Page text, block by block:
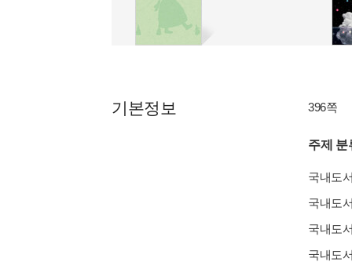
기본정보 396쪽
주제 분
국내도
국내도
국내도
국내도